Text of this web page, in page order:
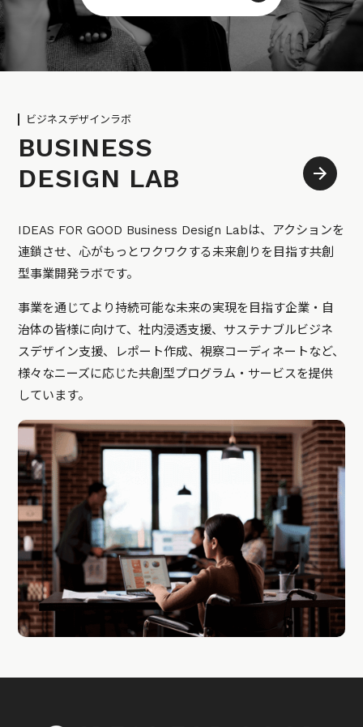
ビジネスデザインラボ
BUSINESS
DESIGN LAB
IDEAS FOR GOOD Business Design Labは、アクションを
連鎖させ、心がもっとワクワクする未来創りを目指す共創
型事業開発ラボです。
事業を通じてより持続可能な未来の実現を目指す企業・自
治体の皆様に向けて、社内浸透支援、サステナブルビジネ
スデザイン支援、レポート作成、視察コーディネートなど、
様々なニーズに応じた共創型プログラム・サービスを提供
しています。